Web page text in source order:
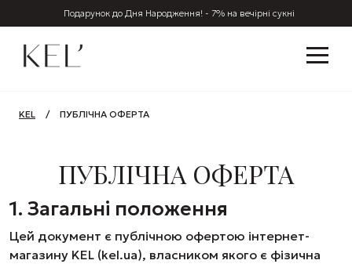
Подарунок до Дня Народження! - 7% на вечірні сукні
KEL / ПУБЛІЧНА ОФЕРТА
ПУБЛІЧНА ОФЕРТА
1. Загальні положення
Цей документ є публічною офертою інтернет-
магазину KEL (kel.ua), власником якого є фізична